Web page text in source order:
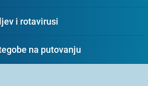
i rotavirusi
na putovanju